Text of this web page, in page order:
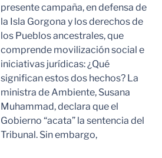
presente campaña, en defensa de
la Isla Gorgona y los derechos de
los Pueblos ancestrales, que
comprende movilización social e
iniciativas jurídicas: ¿Qué
significan estos dos hechos? La
ministra de Ambiente, Susana
Muhammad, declara que el
Gobierno “acata” la sentencia del
Tribunal. Sin embargo,